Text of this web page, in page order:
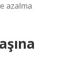
azalma